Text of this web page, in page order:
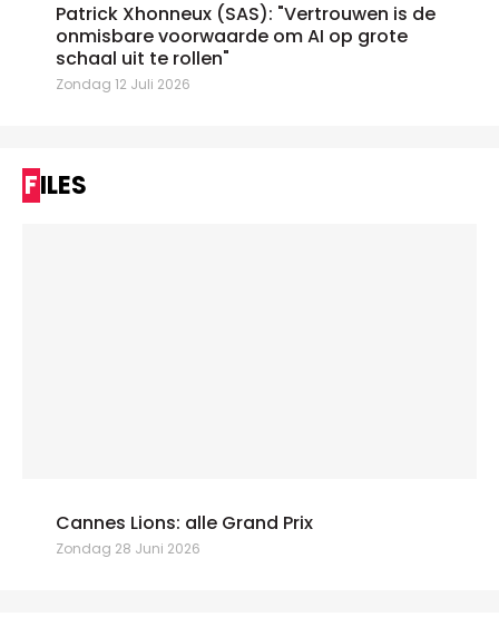
Patrick Xhonneux (SAS): "Vertrouwen is de
onmisbare voorwaarde om AI op grote
schaal uit te rollen"
Zondag 12 Juli 2026
FILES
Cannes Lions: alle Grand Prix
Zondag 28 Juni 2026